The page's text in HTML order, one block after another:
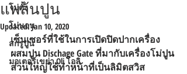
โม่ตั้ง
โม่นอน
สกรูปูน
มอเตอร์เขย่า Oli โอลิ
แพล้นปูน
Updated:Jan 10, 2020
เซ็นเซอร์ที่ใช้ในการเปิดปิดปากเครื่อง
ผสมปูน Dischage Gate ที่มากับเครื่องโม่ปูน
ส่วนใหญ่ใช้ทำหน้าที่เป็นลิมิตสวิส